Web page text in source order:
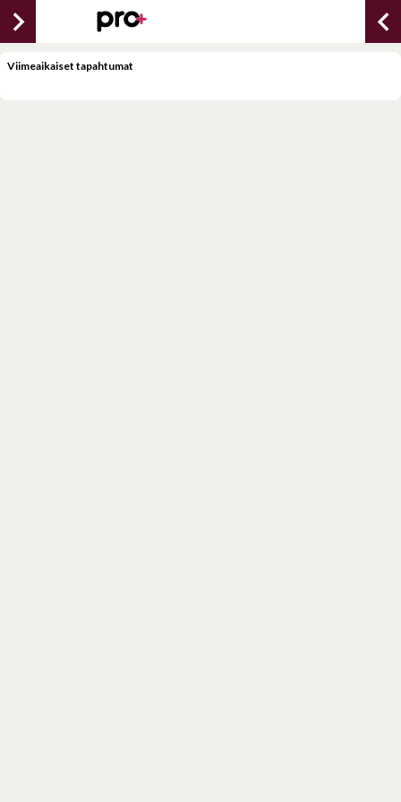
chevron_right chevron_left
Viimeaikaiset tapahtumat